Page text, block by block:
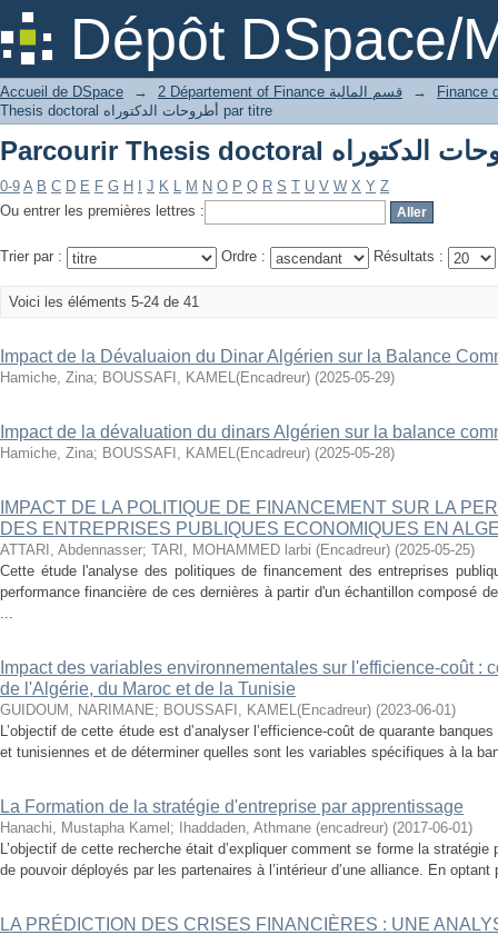
Dépôt DSpace/
Accueil de DSpace → 2 Département of Finance قسم المالية
→
Thesis doctoral أطروحات الدكتوراه par titre
0-9 A B C D E F G H J K L M N O P Q R S T U V W X Y Z
Ou entrer les premières lettres :
Trier par : Ordre : Résultats :
Voici les éléments 5-24 de 41
Impact de la Dévaluaion du Dinar Algérien sur la Balance
Hamiche, Zina; BOUSSAFI, KAMEL(Encadreur) (2025-05-29)
Impact de la dévaluation du dinars Algérien sur la balance
Hamiche, Zina; BOUSSAFI, KAMEL(Encadreur) (2025-05-28)
IMPACT DE LA POLITIQUE DE FINANCEMENT SUR LA
DES ENTREPRISES PUBLIQUES ECONOMIQUES EN
ATTARI, Abdennasser; TARI, MOHAMMED larbi (Encadreur) (2025-05-25)
Cette étude l'analyse des politiques de financement des entreprises
performance financière de ces dernières à partir d'un échantillon composé
...
Impact des variables environnementales sur l'efficience-coût :
de l'Algérie, du Maroc et de la Tunisie
GUIDOUM, NARIMANE; BOUSSAFI, KAMEL(Encadreur) (2023-06-01)
L’objectif de cette étude est d’analyser l’efficience-coût de quarante
et tunisiennes et de déterminer quelles sont les variables spécifiques à la
La Formation de la stratégie d'entreprise par apprentissage
Hanachi, Mustapha Kamel ; Ihaddaden, Athmane (encadreur) (2017-06-01)
L’objectif de cette recherche était d’expliquer comment se forme la
de pouvoir déployés par les partenaires à l’intérieur d’une alliance. En
LA PRÉDICTION DES CRISES FINANCIÈRES : UNE